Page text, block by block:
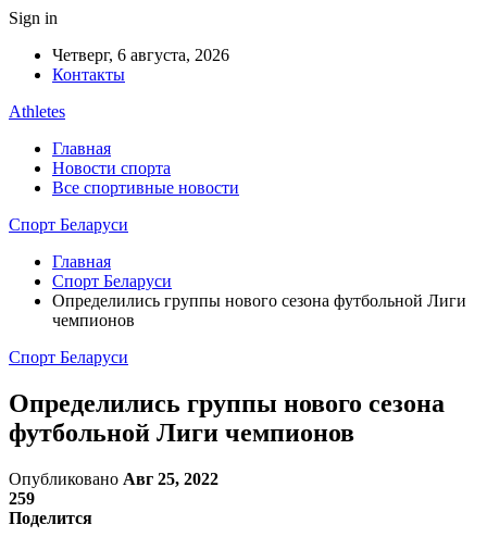
Sign in
Четверг, 6 августа, 2026
Контакты
Athletes
Главная
Новости спорта
Все спортивные новости
Спорт Беларуси
Главная
Спорт Беларуси
Определились группы нового сезона футбольной Лиги
чемпионов
Спорт Беларуси
Определились группы нового сезона
футбольной Лиги чемпионов
Опубликовано Авг 25, 2022
259
Поделится